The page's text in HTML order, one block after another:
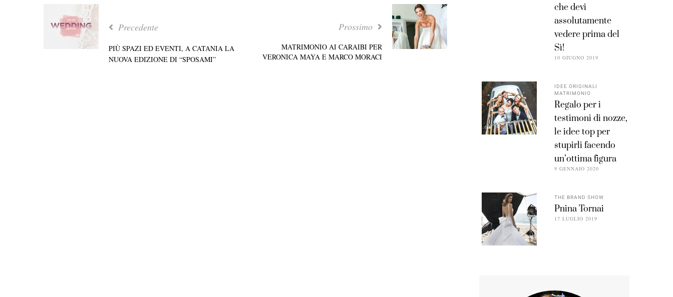
Precedente
PIÙ SPAZI ED EVENTI, A CATANIA LA
NUOVA EDIZIONE DI “SPOSAMI”
Prossimo
MATRIMONIO AI CARAIBI PER
VERONICA MAYA E MARCO MORACI
che devi
assolutamente
vedere prima del
Sì!
10 GIUGNO 2019
IDEE ORIGINALI
MATRIMONIO
Regalo per i
testimoni di nozze,
le idee top per
stupirli facendo
un’ottima figura
9 GENNAIO 2020
THE BRAND SHOW
Pnina Tornai
17 LUGLIO 2019